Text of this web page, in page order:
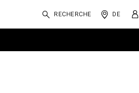
RECHERCHE DE